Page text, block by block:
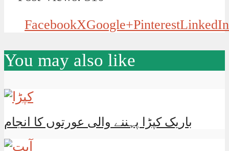
FacebookXGoogle+PinterestLinkedIn
You may also like
باریک کپڑا پہننے والی عورتوں کا انجام